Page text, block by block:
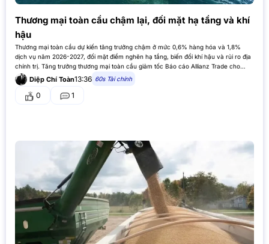
Thương mại toàn cầu chậm lại, đối mặt hạ tầng và khí
hậu
Thương mại toàn cầu dự kiến tăng trưởng chậm ở mức 0,6% hàng hóa và 1,8%
dịch vụ năm 2026-2027, đối mặt điểm nghẽn hạ tầng, biến đổi khí hậu và rủi ro địa
chính trị. Tăng trưởng thương mại toàn cầu giảm tốc Báo cáo Allianz Trade cho
thấy…Diệp Chí Toàn13:36 60s Tài chính
0 1